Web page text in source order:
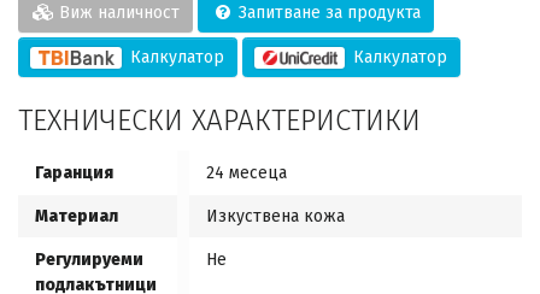
Виж наличност Запитване за продукта
Калкулатор Калкулатор
ТЕХНИЧЕСКИ ХАРАКТЕРИСТИКИ
Гаранция 24 месеца
Материал Изкуствена кожа
Регулируеми
подлакътници
Не